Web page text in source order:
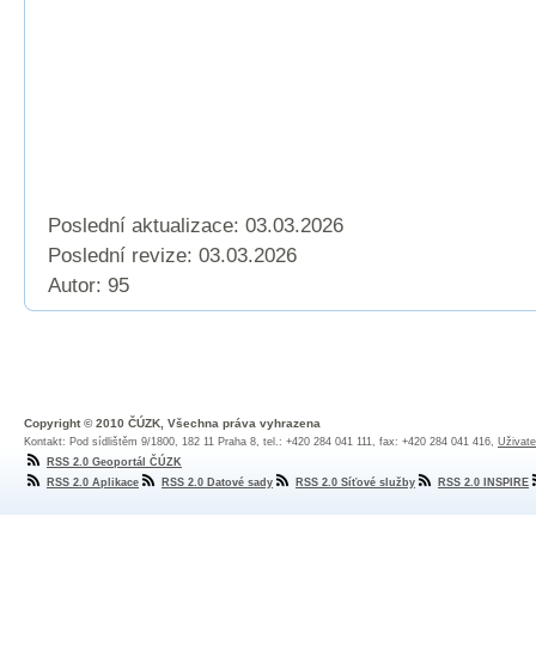
Poslední aktualizace: 03.03.2026
Poslední revize: 03.03.2026
Autor: 95
Copyright © 2010 ČÚZK, Všechna práva vyhrazena
Kontakt: Pod sídlištěm 9/1800, 182 11 Praha 8, tel.: +420 284 041 111, fax: +420 284 041 416,
RSS 2.0 Geoportál ČÚZK
RSS 2.0 Aplikace
RSS 2.0 Datové sady RSS 2.0 Síťové služby RSS 2.0 INSPIRE